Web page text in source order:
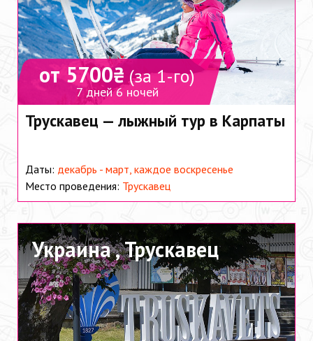
от 5700₴ (за 1-го)
7 дней 6 ночей
Трускавец — лыжный тур в Карпаты
Даты: декабрь - март, каждое воскресенье
Место проведения: Трускавец
Украина ,Трускавец